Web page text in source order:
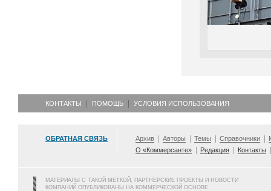
КОНТАКТЫ ПОМОЩЬ УСЛОВИЯ ИСПОЛЬЗОВАНИЯ
ОБРАТНАЯ СВЯЗЬ Архив Авторы Темы Справочники
О «Коммерсанте»
Редакция Контакты
МАТЕРИАЛЫ С ТАКОЙ МЕТКОЙ, ПАРТНЕРСКИЕ ПРОЕКТЫ И НОВОСТИ
КОМПАНИЙ ОПУБЛИКОВАНЫ НА КОММЕРЧЕСКОЙ ОСНОВЕ